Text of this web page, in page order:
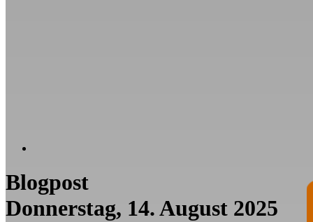
Blogpost
Donnerstag, 14. August 2025